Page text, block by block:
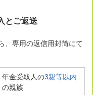
とご返送
、専用の返信用封筒にて
年金受取人の3親等以内
の親族